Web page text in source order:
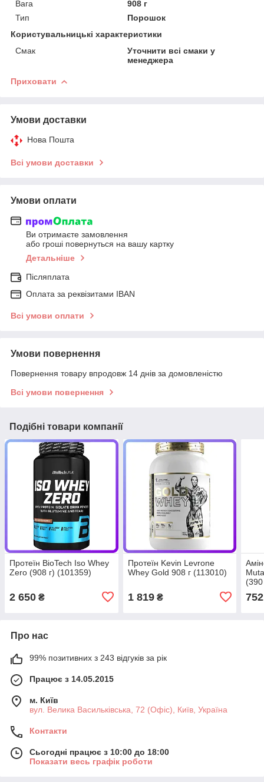
Вага
908 г
Тип
Порошок
Користувальницькі характеристики
Смак
Уточнити всі смаки у
менеджера
Приховати
Умови доставки
Нова Пошта
Всі умови доставки
Умови оплати
Ви отримаєте замовлення
або гроші повернуться на вашу картку
Детальніше
Післяплата
Оплата за реквізитами IBAN
Всі умови оплати
Умови повернення
Повернення товару впродовж 14 днів за домовленістю
Всі умови повернення
Подібні товари компанії
Протеїн BioTech Iso Whey
Zero (908 г) (101359)
2 650 ₴
Протеїн Kevin Levrone
Whey Gold 908 г (113010)
1 819₴ 752
Про нас
99% позитивних з 243 відгуків за рік
Працює з 14.05.2015
м. Київ
вул. Велика Васильківська, 72 (Офіс), Київ, Україна
Контакти
Сьогодні працює з 10:00 до 18:00
Показати весь графік роботи